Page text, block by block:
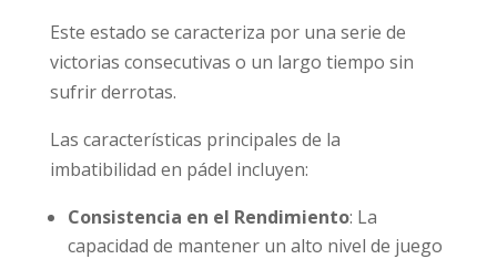
Este estado se caracteriza por una serie de
victorias consecutivas o un largo tiempo sin
sufrir derrotas.
Las características principales de la
imbatibilidad en pádel incluyen:
Consistencia en el Rendimiento: La
capacidad de mantener un alto nivel de juego